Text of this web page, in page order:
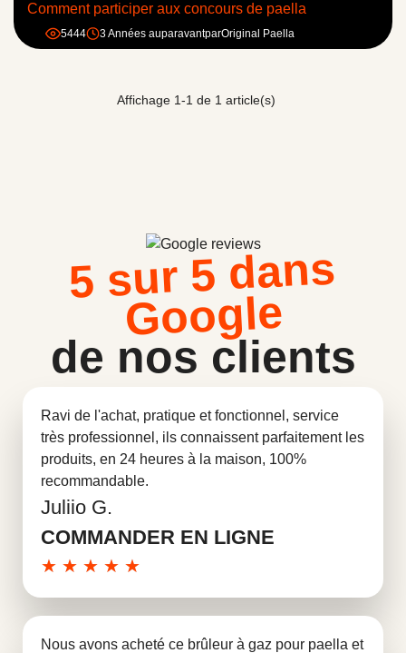
Comment participer aux concours de paella
5444 3 Années auparavantparOriginal Paella
Affichage 1-1 de 1 article(s)
5 sur 5 dans
Google
de nos clients
Ravi de l'achat, pratique et fonctionnel, service
très professionnel, ils connaissent parfaitement les
produits, en 24 heures à la maison, 100%
recommandable.
Juliio G.
COMMANDER EN LIGNE
★ ★ ★ ★ ★
Nous avons acheté ce brûleur à gaz pour paella et